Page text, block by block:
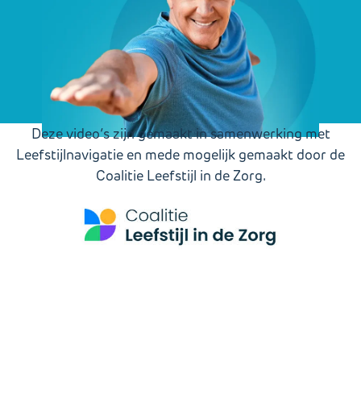
Deze video’s zijn gemaakt in samenwerking met
Leefstijlnavigatie en mede mogelijk gemaakt door de
Coalitie Leefstijl in de Zorg.